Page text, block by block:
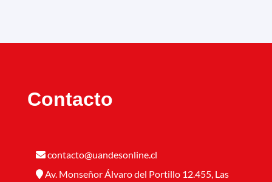
Contacto
contacto@uandesonline.cl
Av. Monseñor Álvaro del Portillo 12.455, Las